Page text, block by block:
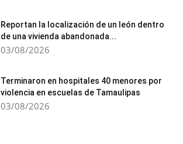
Reportan la localización de un león dentro
de una vivienda abandonada...
03/08/2026
Terminaron en hospitales 40 menores por
violencia en escuelas de Tamaulipas
03/08/2026